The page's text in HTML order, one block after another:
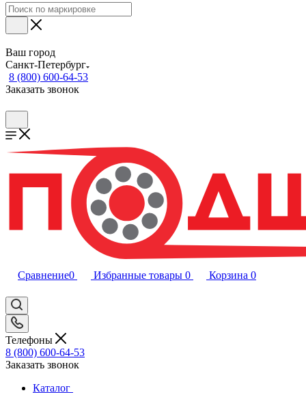
Ваш город
Санкт-Петербург
8 (800) 600-64-53
Заказать звонок
Сравнение0 Избранные товары 0 Корзина 0
Телефоны
8 (800) 600-64-53
Заказать звонок
Каталог